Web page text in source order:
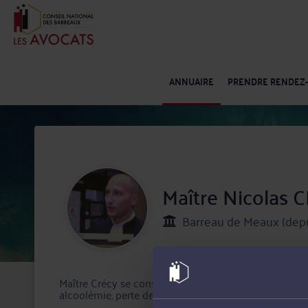
ANNUAIRE PRENDRE
Maître Nicolas
Barreau de Meaux
Maître Crécy se consacre aujourd'hui exclusivement au droit routier/ de votre permis de conduire (vitesse,
alcoolémie, perte de points, flash, conduite après